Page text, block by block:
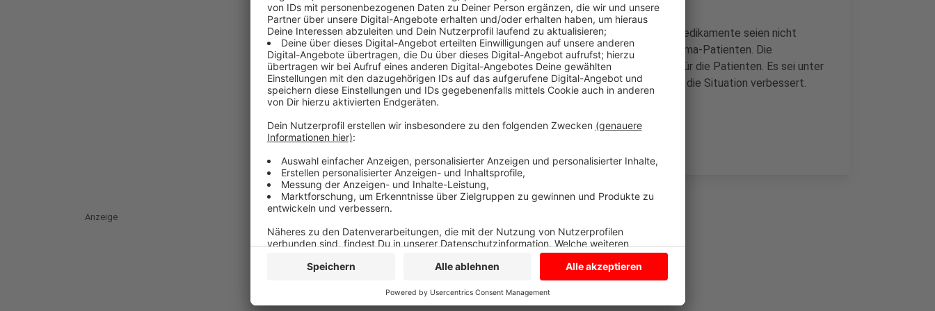
Darunter ist Marietheres Reher Gremme aus Dülmen. Hunderte Medikamente seien nicht
lieferbar. Zum Beispiel Antibiotika oder Inhalationssprays für Asthma-Patienten. Die
Apotheken suchen zusammen mit den Ärzten nach Alternativen für die Patienten. Es sei unter
anderem nötig, Medikamente in Europa zu produzieren, damit sich die Situation verbessert.
Anzeige